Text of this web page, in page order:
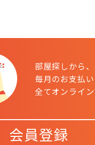
部屋探しから、
毎月のお支払
全てオンライン
会員登録